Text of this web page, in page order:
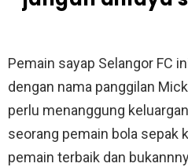
Pemain sayap Selangor FC
dengan nama panggilan
perlu menanggung
seorang pemain bola sepak
pemain terbaik dan